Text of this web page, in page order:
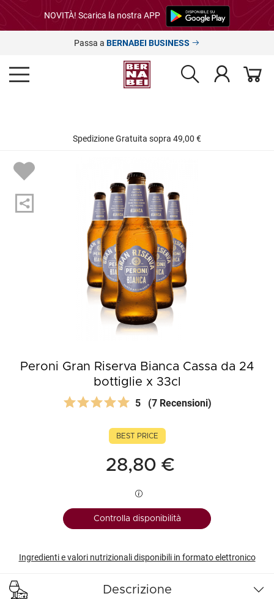
NOVITÀ! Scarica la nostra APP
Passa a BERNABEI BUSINESS
Spedizione Gratuita sopra 49,00 €
Peroni Gran Riserva Bianca Cassa da 24
bottiglie x 33cl
5 (7 Recensioni)
BEST PRICE
28,80 €
Controlla disponibilità
Ingredienti e valori nutrizionali disponibili in formato elettronico
Descrizione